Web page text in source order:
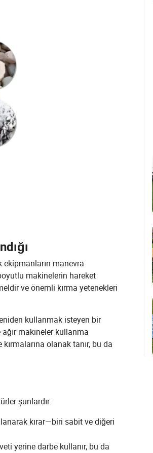
ekipmanların manevra
makinelerin hareket
ve önemli kırma yetenekleri
kullanmak isteyen bir
makineler kullanma
olanak tanır, bu da
şunlardır:
kırar—biri sabit ve diğeri
yerine darbe kullanır, bu da